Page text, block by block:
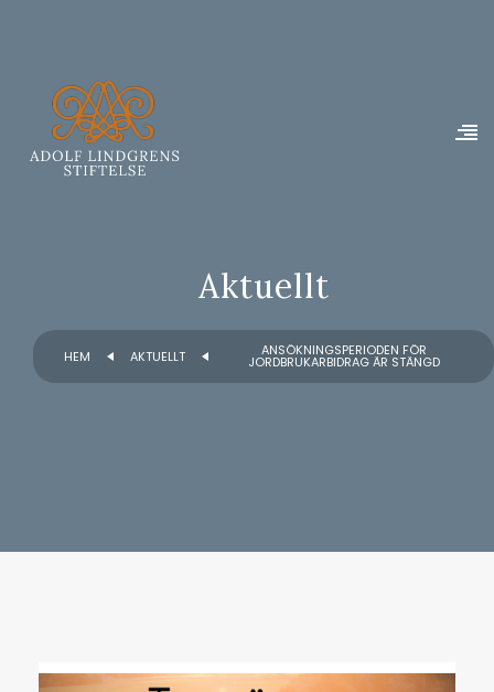
Aktuellt
HEM AKTUELLT ANSÖKNINGSPERIODEN FÖR
JORDBRUKARBIDRAG ÄR STÄNGD